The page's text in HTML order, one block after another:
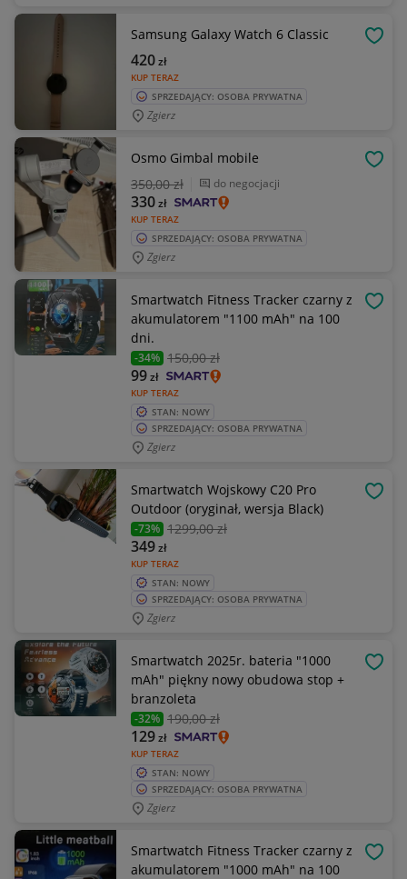
Samsung Galaxy Watch 6 Classic
KUP TERAZ
420zł
SPRZEDAJĄCY: OSOBA PRYWATNA
Zgierz
Osmo Gimbal mobile
350,00 zł do negocjacji
KUP TERAZ
330zł
SPRZEDAJĄCY: OSOBA PRYWATNA
Zgierz
Smartwatch Fitness Tracker czarny z
akumulatorem "1100 mAh" na 100
dni.
-34% 150,00 zł
KUP TERAZ
99zł
STAN: NOWY
SPRZEDAJĄCY: OSOBA PRYWATNA
Zgierz
Smartwatch Wojskowy C20 Pro
Outdoor (oryginał, wersja Black)
-73% 1299,00 zł
KUP TERAZ
349zł
STAN: NOWY
SPRZEDAJĄCY: OSOBA PRYWATNA
Zgierz
Smartwatch 2025r. bateria "1000
mAh" piękny nowy obudowa stop +
branzoleta
-32% 190,00 zł
KUP TERAZ
129zł
STAN: NOWY
SPRZEDAJĄCY: OSOBA PRYWATNA
Zgierz
Smartwatch Fitness Tracker czarny z
akumulatorem "1000 mAh" na 100